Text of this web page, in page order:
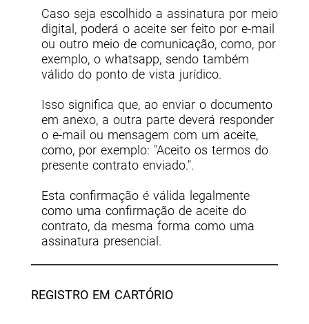
Caso seja escolhido a assinatura por meio
digital, poderá o aceite ser feito por e-mail
ou outro meio de comunicação, como, por
exemplo, o whatsapp, sendo também
válido do ponto de vista jurídico.
Isso significa que, ao enviar o documento
em anexo, a outra parte deverá responder
o e-mail ou mensagem com um aceite,
como, por exemplo: "Aceito os termos do
presente contrato enviado.".
Esta confirmação é válida legalmente
como uma confirmação de aceite do
contrato, da mesma forma como uma
assinatura presencial.
REGISTRO EM CARTÓRIO